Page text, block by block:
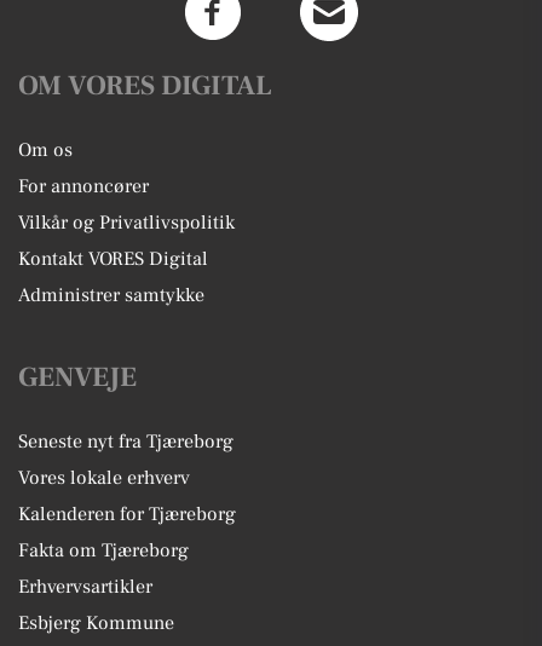
OM VORES DIGITAL
Om os
For annoncører
Vilkår og Privatlivspolitik
Kontakt VORES Digital
Administrer samtykke
GENVEJE
Seneste nyt fra Tjæreborg
Vores lokale erhverv
Kalenderen for Tjæreborg
Fakta om Tjæreborg
Erhvervsartikler
Esbjerg Kommune